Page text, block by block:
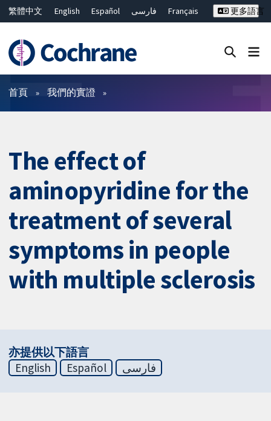
繁體中文 English Español فارسی
Français
ไทย
简体中文
更多語言
篩選條件
首頁 我們的實證
The effect of
aminopyridine for the
treatment of several
symptoms in people
with multiple sclerosis
亦提供以下語言
English
Español فارسی